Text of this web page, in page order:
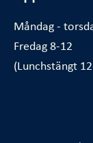
Måndag -
Fredag 8-12
(Lunchstängt